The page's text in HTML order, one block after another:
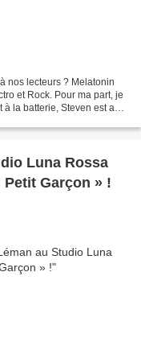
nos lecteurs ? Melatonin
et Rock. Pour ma part, je
à la batterie, Steven est au
Luna Rossa
Petit Garçon » !